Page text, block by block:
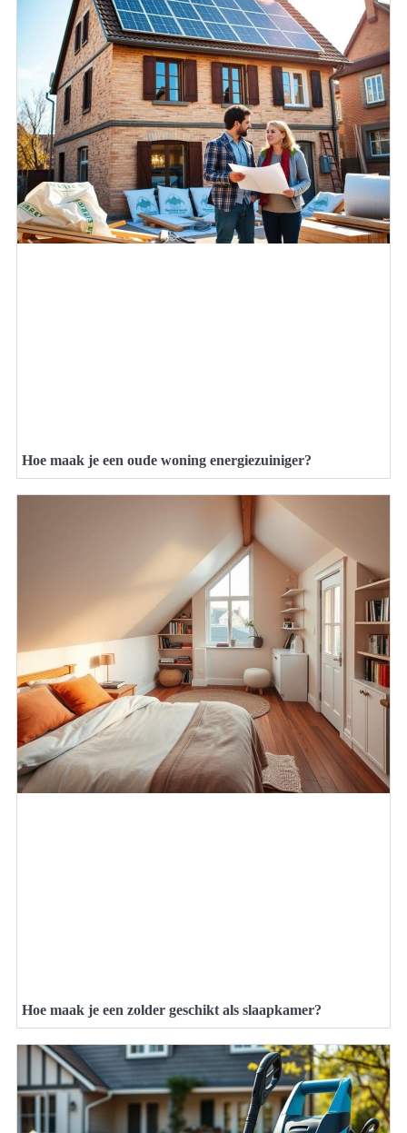
Hoe maak je een oude woning energiezuiniger?
Hoe maak je een zolder geschikt als slaapkamer?